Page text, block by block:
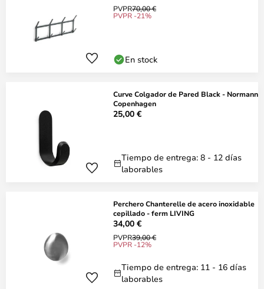
PVPR70,00 €
PVPR -21%
En stock
Curve Colgador de Pared Black - Normann
Copenhagen
25,00 €
Tiempo de entrega: 8 - 12 días
laborables
Perchero Chanterelle de acero inoxidable
cepillado - ferm LIVING
34,00 €
PVPR39,00 €
PVPR -12%
Tiempo de entrega: 11 - 16 días
laborables